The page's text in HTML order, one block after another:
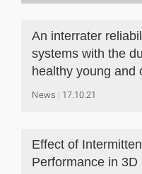
An interrater
systems with the
healthy young and
News 17.10.21
Effect of
Performance in